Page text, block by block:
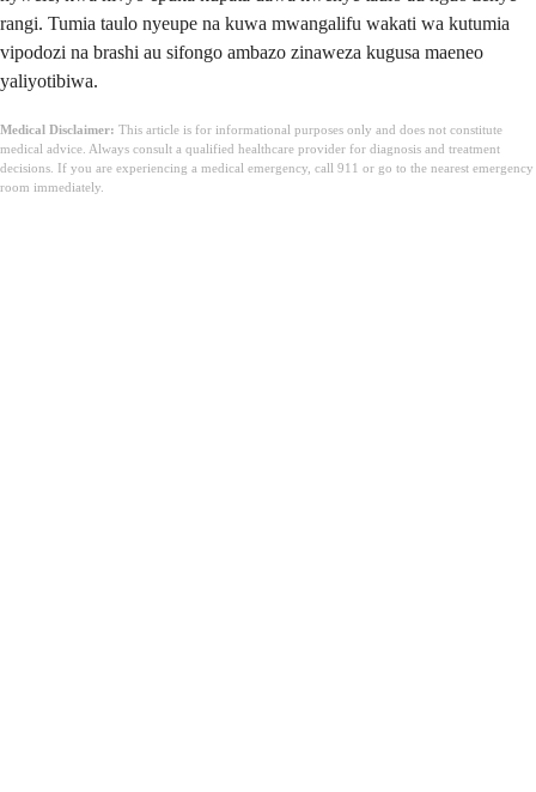
rangi. Tumia taulo nyeupe na kuwa mwangalifu wakati wa kutumia
vipodozi na brashi au sifongo ambazo zinaweza kugusa maeneo
yaliyotibiwa.
Medical Disclaimer: This article is for informational purposes only and does not constitute
medical advice. Always consult a qualified healthcare provider for diagnosis and treatment
decisions. If you are experiencing a medical emergency, call 911 or go to the nearest emergency
room immediately.